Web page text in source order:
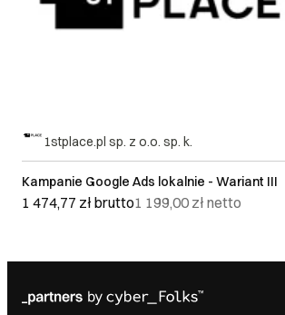
1stplace.pl sp. z o.o. sp. k.
Kampanie Google Ads lokalnie - Wariant III
1 474,77 zł brutto1 199,00 zł netto